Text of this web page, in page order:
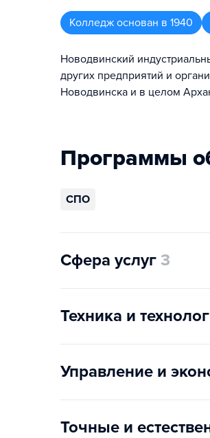
Колледж основан в 1940
Новодвинский
других предприятий и
Новодвинска и в целом
Программы
СПО
Сфера услуг 3
Техника и
Управление и
Точные и